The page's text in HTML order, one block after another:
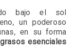
bajo el sol
un poderoso
en su forma
esenciales